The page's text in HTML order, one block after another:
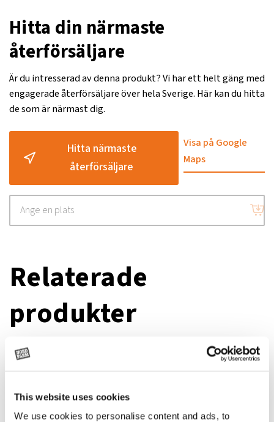
This website uses cookies
We use cookies to personalise content and ads, to
Hitta din närmaste
återförsäljare
Är du intresserad av denna produkt? Vi har ett helt gäng med
engagerade återförsäljare över hela Sverige. Här kan du hitta
de som är närmast dig.
Hitta närmaste
återförsäljare
Visa på Google
Maps
Relaterade
produkter